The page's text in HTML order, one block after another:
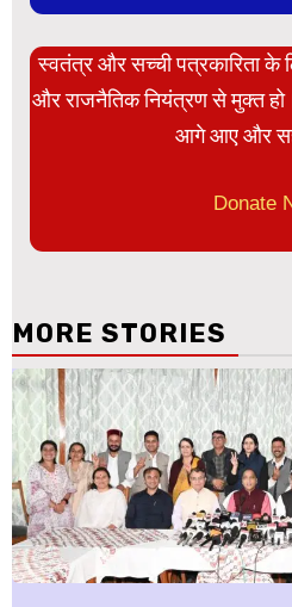
स्वतंत्र और सच्ची पत्रकारिता के
और राजनैतिक नियंत्रण से मुक्त
आगे आए और
Donate
MORE STORIES